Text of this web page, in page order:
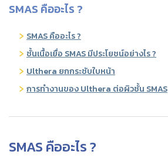
SMAS คืออะไร ?
SMAS คืออะไร ?
ชั้นเนื้อเยื่อ SMAS มีประโยชน์อย่างไร ?
Ulthera ยกกระชับใบหน้า
การทำงานของ Ulthera ต่อผิวชั้น SMAS
SMAS คืออะไร ?